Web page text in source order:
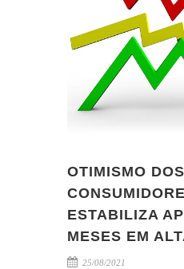
OTIMISMO DOS
ESTABILIZA
MESES EM
25/08/2021